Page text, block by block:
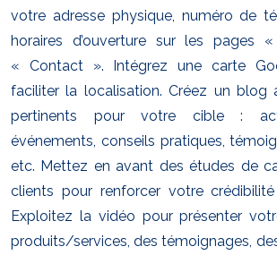
votre adresse physique, numéro de
horaires d’ouverture sur les pages
« Contact ». Intégrez une carte
faciliter la localisation. Créez un blog
pertinents pour votre cible :
événements, conseils pratiques,
etc. Mettez en avant des études de
clients pour renforcer votre
Exploitez la vidéo pour présenter
produits/services, des témoignages,